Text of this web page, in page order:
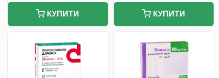
КУПИТИ КУПИТИ